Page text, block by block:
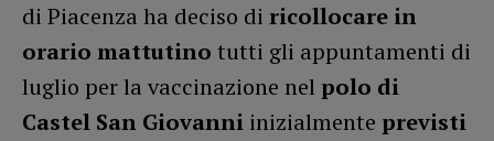
di Piacenza ha deciso di ricollocare in
orario mattutino tutti gli appuntamenti di
luglio per la vaccinazione nel polo di
Castel San Giovanni inizialmente previsti